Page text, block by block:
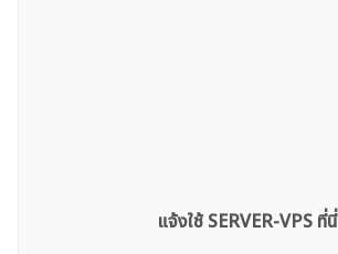
แจ้งใช้ SERVER-VPS ที่นี่